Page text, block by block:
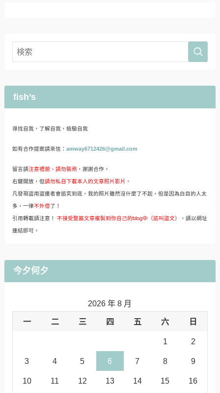
fish’s
尋找自我，了解自我，檢驗自我
如有合作提案請來信： amway6712426@gmail.com
留言請注意禮貌、請勿裝熟，謝謝合作。
右鍵開放，但請勿私自下載本人的文章照片影片 。
凡發現盜用盜連者會追究到底，我的照片雖然沒什麼了不起，但是因為白目的人太
多，一律不外借了！
引用轉載請注意！ 不接受整篇文章複製到你自己的blog中（這叫盜文） ，請以網址
連結即可。
今夕何夕
2026 年 8 月
一 二 三 四 五 六 日
1 2
3 4 5 6 7 8 9
10 11 12 13 14 15 16